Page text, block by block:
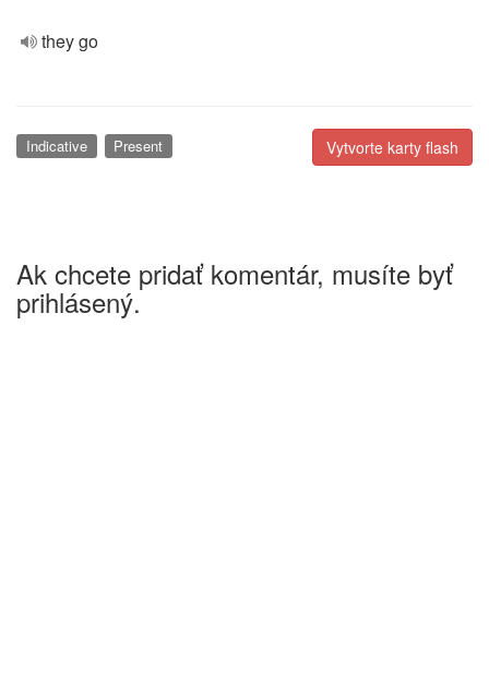
they go
Vytvorte karty flash
Indicative Present
Ak chcete pridať komentár, musíte byť
prihlásený.